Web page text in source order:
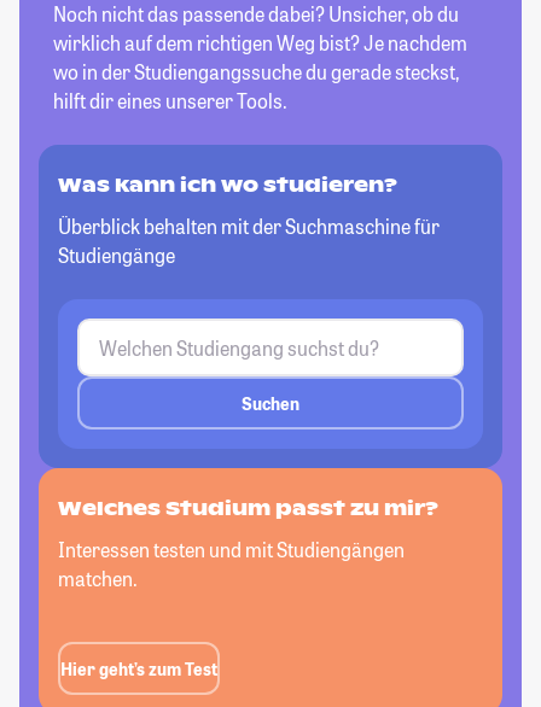
Noch nicht das passende dabei? Unsicher, ob du
wirklich auf dem richtigen Weg bist? Je nachdem
wo in der Studiengangssuche du gerade steckst,
hilft dir eines unserer Tools.
Was kann ich wo studieren?
Überblick behalten mit der Suchmaschine für
Studiengänge
Suchen
Welches Studium passtzu mir?
Interessen testen und mit Studiengängen
matchen.
Hier geht’s zum Test